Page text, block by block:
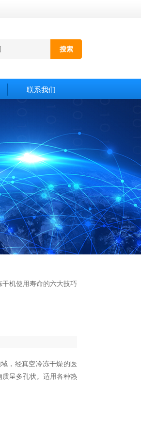
联系我们
机使用寿命的六大技巧
，经真空冷冻干燥的医
呈多孔状。适用各种热